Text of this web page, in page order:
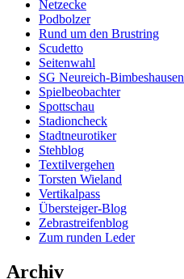
Netzecke
Podbolzer
Rund um den Brustring
Scudetto
Seitenwahl
SG Neureich-Bimbeshausen
Spielbeobachter
Spottschau
Stadioncheck
Stadtneurotiker
Stehblog
Textilvergehen
Torsten Wieland
Vertikalpass
Übersteiger-Blog
Zebrastreifenblog
Zum runden Leder
Archiv